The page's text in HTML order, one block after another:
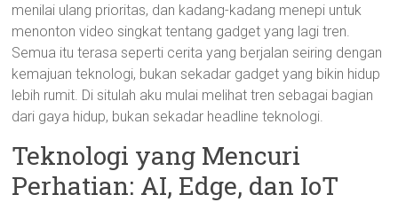
menilai ulang prioritas, dan kadang-kadang menepi untuk
menonton video singkat tentang gadget yang lagi tren.
Semua itu terasa seperti cerita yang berjalan seiring dengan
kemajuan teknologi, bukan sekadar gadget yang bikin hidup
lebih rumit. Di situlah aku mulai melihat tren sebagai bagian
dari gaya hidup, bukan sekadar headline teknologi.
Teknologi yang Mencuri
Perhatian: AI, Edge, dan IoT